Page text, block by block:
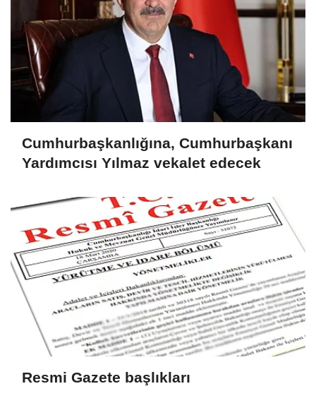
Cumhurbaşkanlığına, Cumhurbaşkanı
Yardımcısı Yılmaz vekalet edecek
Resmi Gazete başlıkları